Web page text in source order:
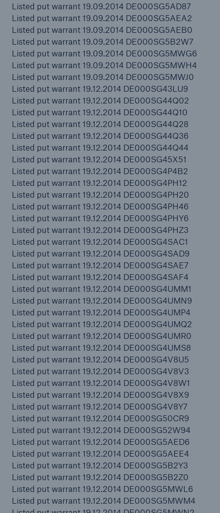
Listed put warrant 19.09.2014 DE000SG5AD87
Listed put warrant 19.09.2014 DE000SG5AEA2
Listed put warrant 19.09.2014 DE000SG5AEB0
Listed put warrant 19.09.2014 DE000SG5B2W7
Listed put warrant 19.09.2014 DE000SG5MWG6
Listed put warrant 19.09.2014 DE000SG5MWH4
Listed put warrant 19.09.2014 DE000SG5MWJ0
Listed put warrant 19.12.2014 DE000SG43LU9
Listed put warrant 19.12.2014 DE000SG44Q02
Listed put warrant 19.12.2014 DE000SG44Q10
Listed put warrant 19.12.2014 DE000SG44Q28
Listed put warrant 19.12.2014 DE000SG44Q36
Listed put warrant 19.12.2014 DE000SG44Q44
Listed put warrant 19.12.2014 DE000SG45X51
Listed put warrant 19.12.2014 DE000SG4P4B2
Listed put warrant 19.12.2014 DE000SG4PH12
Listed put warrant 19.12.2014 DE000SG4PH20
Listed put warrant 19.12.2014 DE000SG4PH46
Listed put warrant 19.12.2014 DE000SG4PHY6
Listed put warrant 19.12.2014 DE000SG4PHZ3
Listed put warrant 19.12.2014 DE000SG4SAC1
Listed put warrant 19.12.2014 DE000SG4SAD9
Listed put warrant 19.12.2014 DE000SG4SAE7
Listed put warrant 19.12.2014 DE000SG4SAF4
Listed put warrant 19.12.2014 DE000SG4UMM1
Listed put warrant 19.12.2014 DE000SG4UMN9
Listed put warrant 19.12.2014 DE000SG4UMP4
Listed put warrant 19.12.2014 DE000SG4UMQ2
Listed put warrant 19.12.2014 DE000SG4UMR0
Listed put warrant 19.12.2014 DE000SG4UMS8
Listed put warrant 19.12.2014 DE000SG4V8U5
Listed put warrant 19.12.2014 DE000SG4V8V3
Listed put warrant 19.12.2014 DE000SG4V8W1
Listed put warrant 19.12.2014 DE000SG4V8X9
Listed put warrant 19.12.2014 DE000SG4V8Y7
Listed put warrant 19.12.2014 DE000SG50CR9
Listed put warrant 19.12.2014 DE000SG52W94
Listed put warrant 19.12.2014 DE000SG5AED6
Listed put warrant 19.12.2014 DE000SG5AEE4
Listed put warrant 19.12.2014 DE000SG5B2Y3
Listed put warrant 19.12.2014 DE000SG5B2Z0
Listed put warrant 19.12.2014 DE000SG5MWL6
Listed put warrant 19.12.2014 DE000SG5MWM4